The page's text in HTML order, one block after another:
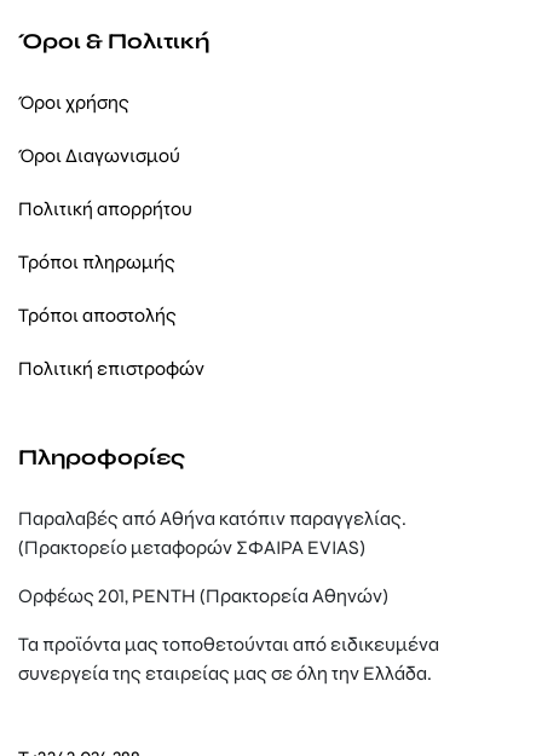
Όροι & Πολιτική
Όροι χρήσης
Όροι Διαγωνισμού
Πολιτική απορρήτου
Τρόποι πληρωμής
Τρόποι αποστολής
Πολιτική επιστροφών
Πληροφορίες
Παραλαβές από Αθήνα κατόπιν παραγγελίας.
(Πρακτορείο μεταφορών ΣΦΑΙΡΑ EVIAS)
Ορφέως 201, ΡΕΝΤΗ (Πρακτορεία Αθηνών)
Τα προϊόντα μας τοποθετούνται από ειδικευμένα
συνεργεία της εταιρείας μας σε όλη την Ελλάδα.